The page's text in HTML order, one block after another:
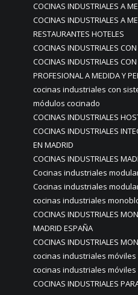
COCINAS INDUSTRIALES A
COCINAS INDUSTRIALES A
RESTAURANTES HOTELES
COCINAS INDUSTRIALES
COCINAS INDUSTRIALES
PROFESIONAL A MEDIDA Y
cocinas industriales con
módulos cocinado
COCINAS INDUSTRIALES
COCINAS INDUSTRIALES
EN MADRID
COCINAS INDUSTRIALES
Cocinas industriales
Cocinas industriales
cocinas industriales
COCINAS INDUSTRIALES
MADRID ESPAÑA
COCINAS INDUSTRIALES
cocinas industriales móviles
cocinas industriales
COCINAS INDUSTRIALES